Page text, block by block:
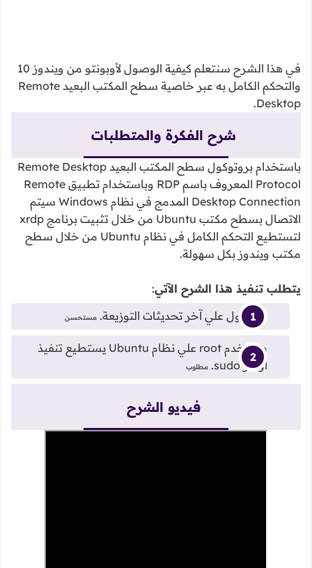
في هذا الشرح سنتعلم كيفية الوصول لأوبونتو من ويندوز 10
والتحكم الكامل به عبر خاصية سطح المكتب البعيد Remote
Desktop.
شرح الفكرة والمتطلبات
باستخدام بروتوكول سطح المكتب البعيد Remote Desktop
Protocol المعروف باسم RDP وباستخدام تطبيق Remote
Desktop Connection المدمج في نظام Windows سيتم
الاتصال بسطح مكتب Ubuntu من خلال تثبيت برنامج xrdp
لتستطيع التحكم الكامل في نظام Ubuntu من خلال سطح
مكتب ويندوز بكل سهولة.
يتطلب تنفيذ هذا الشرح الآتي:
الحصول علي آخر تحديثات التوزيعة. مستحسن
مستخدم root علي نظام Ubuntu يستطيع تنفيذ
أوامر sudo.
مطلوب
فيديو الشرح